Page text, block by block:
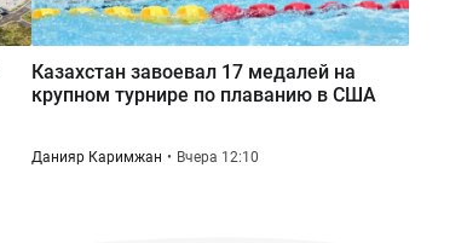
Сегодня 08:59
нейросети: как будут изучать ИИ в
казахстанских школах
Казахстан завоевал 17 медалей на
крупном турнире по плаванию в США
Данияр Каримжан Вчера 12:10